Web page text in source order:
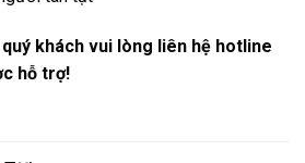
khách vui lòng liên hệ hotline
hỗ trợ!